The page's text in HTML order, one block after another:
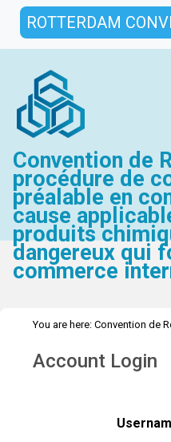
ROTTERDAM
Convention de
procédure de
préalable en
cause
produits
dangereux qui
commerce
You are here: Convention de
Account Login